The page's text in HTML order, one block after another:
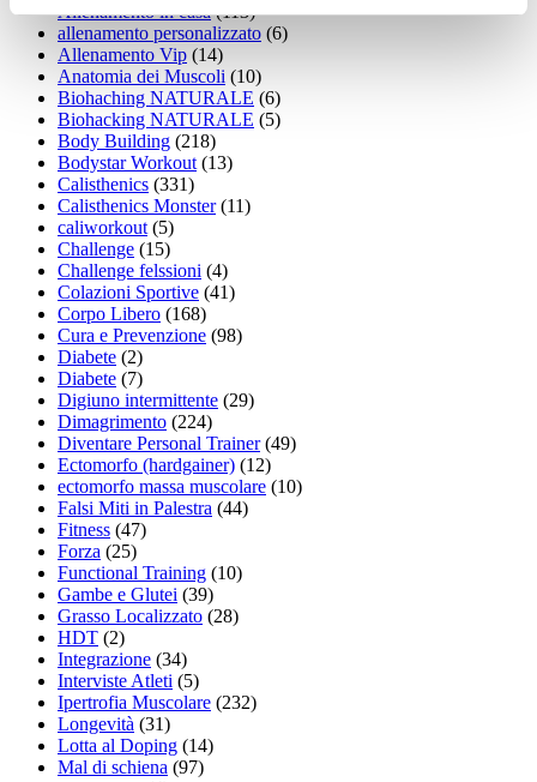
Allenamento in casa(113)
allenamento personalizzato (6)
Allenamento Vip (14)
Anatomia dei Muscoli (10)
Biohaching NATURALE (6)
Biohacking NATURALE (5)
Body Building (218)
Bodystar Workout(13)
Calisthenics (331)
Calisthenics Monster(11)
caliworkout(5)
Challenge (15)
Challenge felssioni (4)
Colazioni Sportive (41)
Corpo Libero (168)
Cura e Prevenzione (98)
Diabete (2)
Diabete (7)
Digiuno intermittente (29)
Dimagrimento (224)
Diventare Personal Trainer(49)
Ectomorfo (hardgainer) (12)
ectomorfo massa muscolare (10)
Falsi Miti in Palestra (44)
Fitness (47)
Forza (25)
Functional Training (10)
Gambe e Glutei (39)
Grasso Localizzato (28)
HDT (2)
Integrazione (34)
Interviste Atleti (5)
Ipertrofia Muscolare (232)
Longevità (31)
Lotta al Doping (14)
Mal di schiena (97)